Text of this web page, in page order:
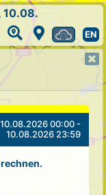
10.08.
EN
10.08.2026 00:00 -
10.08.2026 23:59